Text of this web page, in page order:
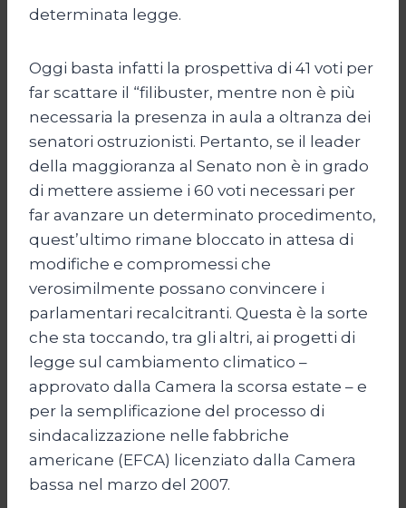
determinata legge.
Oggi basta infatti la prospettiva di 41 voti per
far scattare il “filibuster, mentre non è più
necessaria la presenza in aula a oltranza dei
senatori ostruzionisti. Pertanto, se il leader
della maggioranza al Senato non è in grado
di mettere assieme i 60 voti necessari per
far avanzare un determinato procedimento,
quest’ultimo rimane bloccato in attesa di
modifiche e compromessi che
verosimilmente possano convincere i
parlamentari recalcitranti. Questa è la sorte
che sta toccando, tra gli altri, ai progetti di
legge sul cambiamento climatico –
approvato dalla Camera la scorsa estate – e
per la semplificazione del processo di
sindacalizzazione nelle fabbriche
americane (EFCA) licenziato dalla Camera
bassa nel marzo del 2007.